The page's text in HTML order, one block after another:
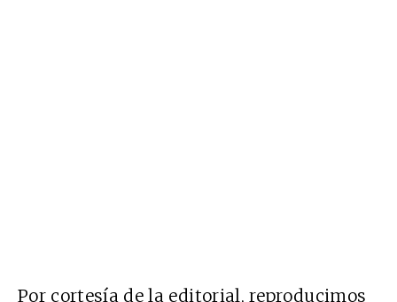
Por cortesía de la editorial, reproducimos